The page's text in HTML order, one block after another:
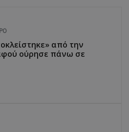
από την
ούρησε πάνω σε